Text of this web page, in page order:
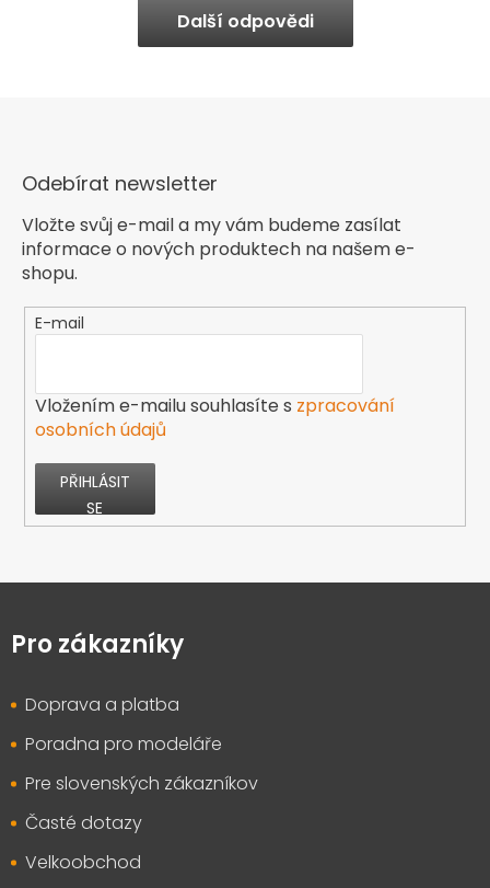
Další odpovědi
Odebírat newsletter
Vložte svůj e-mail a my vám budeme zasílat
informace o nových produktech na našem e-
shopu.
E-mail
Vložením e-mailu souhlasíte s zpracování
osobních údajů
PŘIHLÁSIT
SE
pPro zákazníky
Doprava a platba
Poradna pro modeláře
Pre slovenských zákazníkov
Časté dotazy
Velkoobchod